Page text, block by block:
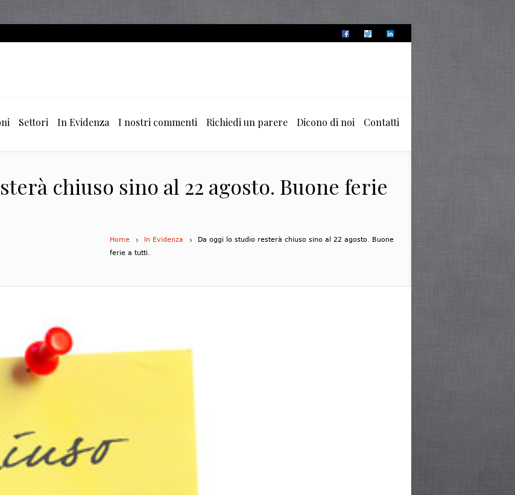
Settori In Evidenza I nostri commenti Richiedi un parere Dicono di noi Contatti
chiuso sino al 22 agosto. Buone ferie
Home In Evidenza
Da oggi lo studio resterà chiuso sino al 22 agosto. Buone
ferie a tutti.